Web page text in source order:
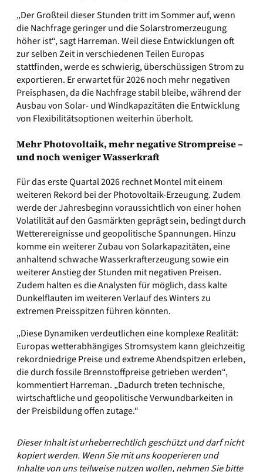
„Der Großteil dieser Stunden tritt im Sommer auf, wenn
die Nachfrage geringer und die Solarstromerzeugung
höher ist“, sagt Harreman. Weil diese Entwicklungen oft
zur selben Zeit in verschiedenen Teilen Europas
stattfinden, werde es schwierig, überschüssigen Strom zu
exportieren. Er erwartet für 2026 noch mehr negativen
Preisphasen, da die Nachfrage stabil bleibe, während der
Ausbau von Solar- und Windkapazitäten die Entwicklung
von Flexibilitätsoptionen weiterhin überholt.
Mehr Photovoltaik, mehr negative Strompreise –
und noch weniger Wasserkraft
Für das erste Quartal 2026 rechnet Montel mit einem
weiteren Rekord bei der Photovoltaik-Erzeugung. Zudem
werde der Jahresbeginn voraussichtlich von einer hohen
Volatilität auf den Gasmärkten geprägt sein, bedingt durch
Wetterereignisse und geopolitische Spannungen. Hinzu
komme ein weiterer Zubau von Solarkapazitäten, eine
anhaltend schwache Wasserkrafterzeugung sowie ein
weiterer Anstieg der Stunden mit negativen Preisen.
Zudem halten es die Analysten für möglich, dass kalte
Dunkelflauten im weiteren Verlauf des Winters zu
extremen Preisspitzen führen könnten.
„Diese Dynamiken verdeutlichen eine komplexe Realität:
Europas wetterabhängiges Stromsystem kann gleichzeitig
rekordniedrige Preise und extreme Abendspitzen erleben,
die durch fossile Brennstoffpreise getrieben werden“,
kommentiert Harreman. „Dadurch treten technische,
wirtschaftliche und geopolitische Verwundbarkeiten in
der Preisbildung offen zutage.“
Dieser Inhalt ist urheberrechtlich geschützt und darf nicht
kopiert werden. Wenn Sie mit uns kooperieren und
Inhalte von uns teilweise nutzen wollen, nehmen Sie bitte